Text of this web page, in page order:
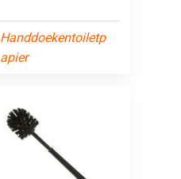
Handdoekentoiletp
apier